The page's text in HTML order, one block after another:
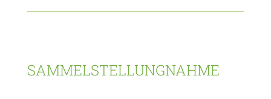
SAMMELSTELLUNGNAHME